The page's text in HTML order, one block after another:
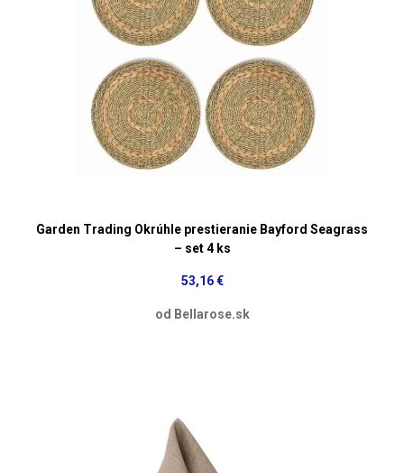
Garden Trading Okrúhle prestieranie Bayford Seagrass
– set 4 ks
53,16 €
od Bellarose.sk